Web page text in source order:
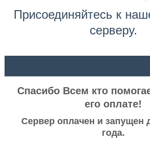
Присоединяйтесь к
серверу.
Спасибо Всем кто
его оплате!
Сервер оплачен и запущен
года.